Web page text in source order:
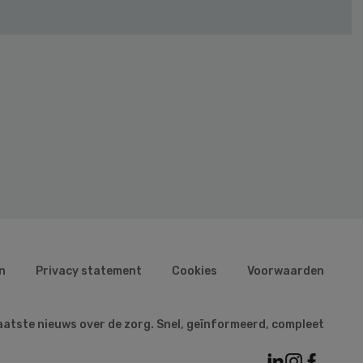
Privacy statement Cookies Voorwaarden
nieuws over de zorg. Snel, geïnformeerd, compleet